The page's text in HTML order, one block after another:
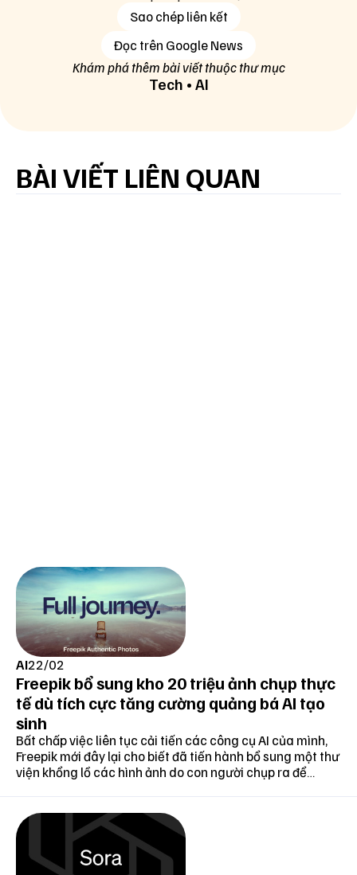
Sao chép liên kết
Đọc trên Google News
Khám phá thêm bài viết thuộc thư mục
Tech • AI
BÀI VIẾT LIÊN QUAN
AI22/02
Freepik bổ sung kho 20 triệu ảnh chụp thực
tế dù tích cực tăng cường quảng bá AI tạo
sinh
Bất chấp việc liên tục cải tiến các công cụ AI của mình,
Freepik mới đây lại cho biết đã tiến hành bổ sung một thư
viện khổng lồ các hình ảnh do con người chụp ra để